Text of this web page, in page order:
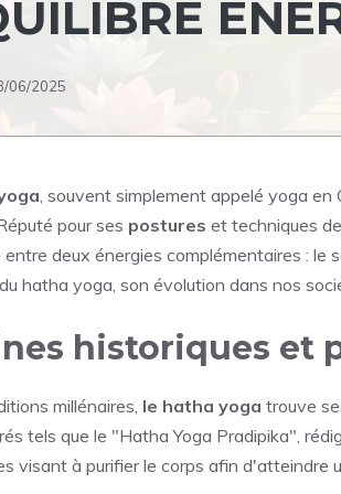
06/2025
, souvent simplement appelé yoga
pour ses postures et techniques
entre deux énergies complémentaires :
hatha yoga, son évolution dans nos
historiques et
millénaires, le hatha yoga trouve
tels que le "Hatha Yoga Pradipika",
visant à purifier le corps afin